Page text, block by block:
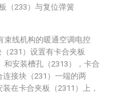
（233）与复位弹簧
束线机构的暖通空调电控
231）设置有卡合夹板
和安装槽孔（2313），卡合
接块（231）一端的两
在卡合夹板（2311）上，